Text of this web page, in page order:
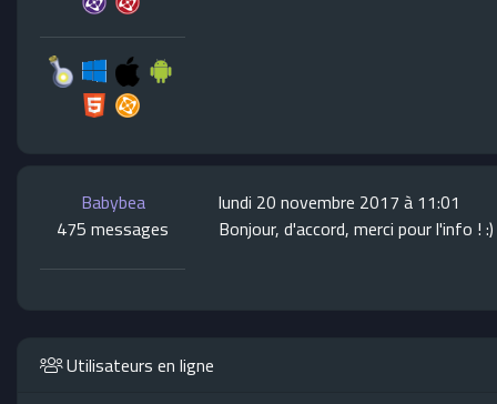
Babybea
475 messages
lundi 20 novembre 2017 à 11:01
Bonjour, d'accord, merci pour l'info ! :)
Utilisateurs en ligne